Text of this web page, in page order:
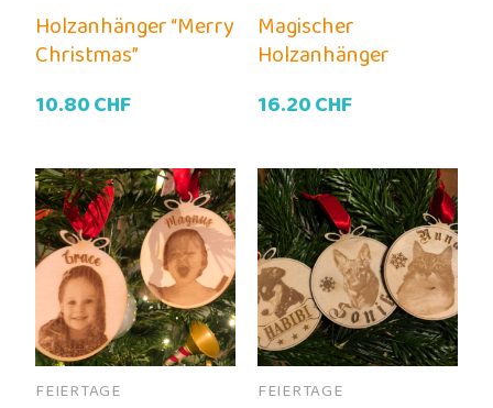
Holzanhänger “Merry
Christmas”
10.80CHF
Magischer
Holzanhänger
16.20CHF
FEIERTAGE FEIERTAGE